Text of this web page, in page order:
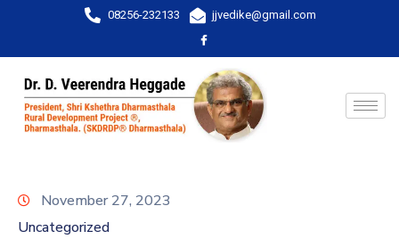
08256-232133 jjvedike@gmail.com
November 27, 2023
Uncategorized